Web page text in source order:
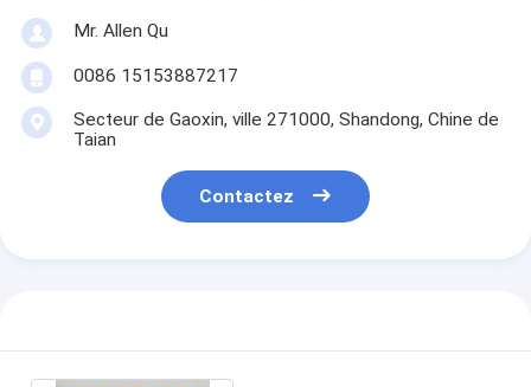
Mr. Allen Qu
0086 15153887217
Secteur de Gaoxin, ville 271000, Shandong, Chine de
Taian
Contactez